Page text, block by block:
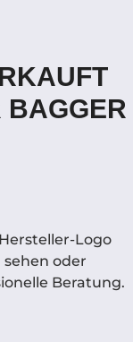
BAGGER
Logo
oder
Beratung.